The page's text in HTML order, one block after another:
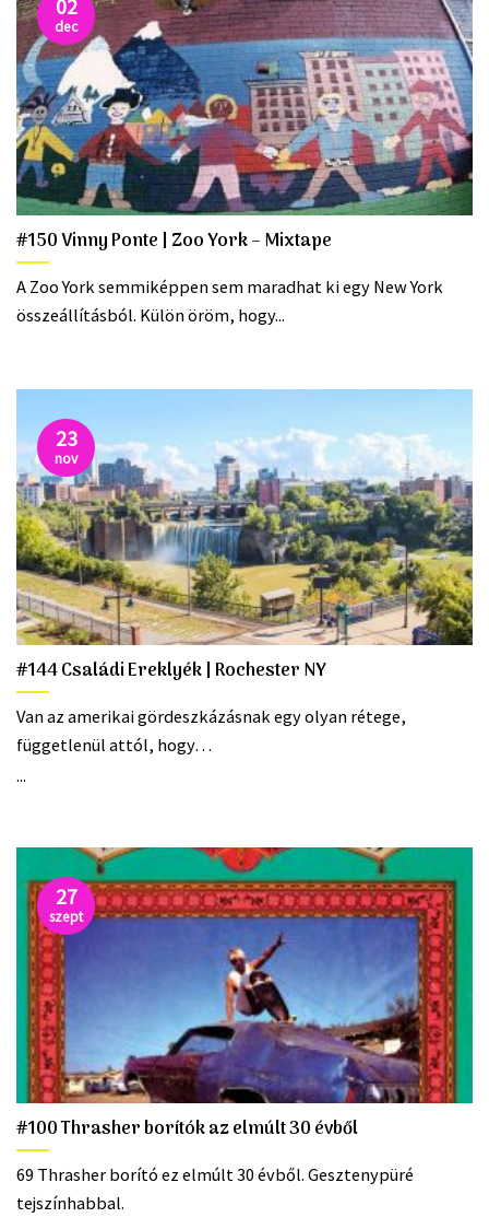
#150 Vinny Ponte | Zoo York – Mixtape
A Zoo York semmiképpen sem maradhat ki egy New York
összeállításból. Külön öröm, hogy...
02
dec
#144 Családi Ereklyék | Rochester NY
Van az amerikai gördeszkázásnak egy olyan rétege,
függetlenül attól, hogy…
...
23
nov
#100 Thrasher borítók az elmúlt 30 évből
69 Thrasher borító ez elmúlt 30 évből. Gesztenypüré
tejszínhabbal.
27
szept